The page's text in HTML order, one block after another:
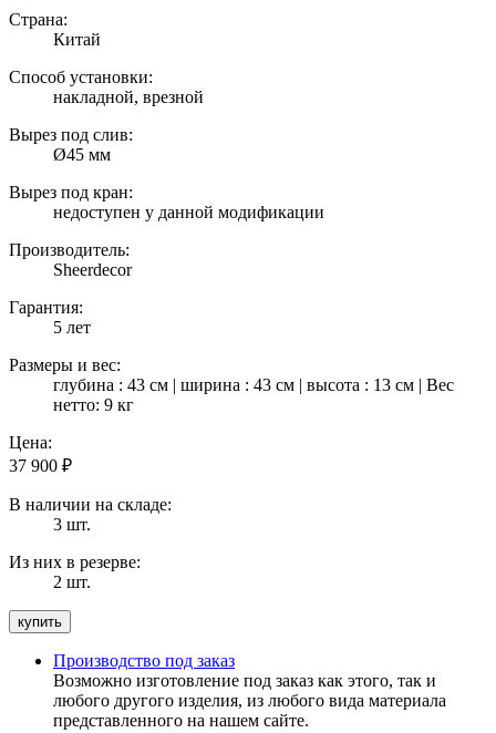
Страна:
Китай
Способ установки:
накладной, врезной
Вырез под слив:
Ø45 мм
Вырез под кран:
недоступен у данной модификации
Производитель:
Sheerdecor
Гарантия:
5 лет
Размеры и вес:
глубина : 43 см | ширина : 43 см | высота : 13 см | Вес
нетто: 9 кг
Цена:
37 900 ₽
В наличии на складе:
3 шт.
Из них в резерве:
2 шт.
Производство под заказ
Возможно изготовление под заказ как этого, так и
любого другого изделия, из любого вида материала
представленного на нашем сайте.